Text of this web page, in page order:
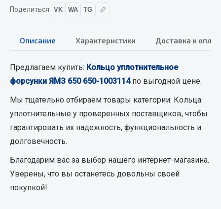
Болты
Кольца стопорные
Пробки
Пружины
Показать ещё
Весь раздел
Соединительные элементы
Camozzi
Поделиться: VK WA TG
Описание Характеристики Доставка и
Предлагаем купить: Кольцо уплотнительное
форсунки ЯМЗ 650 650-1003114по выгодной цене.
Мы тщательно отбираем товары категории: Кольца
уплотнительные у проверенных поставщиков, чтобы
гарантировать их надежность, функциональность и
долговечность.
Благодарим вас за выбор нашего интернет-магазина.
Уверены, что вы останетесь довольны своей
покупкой!